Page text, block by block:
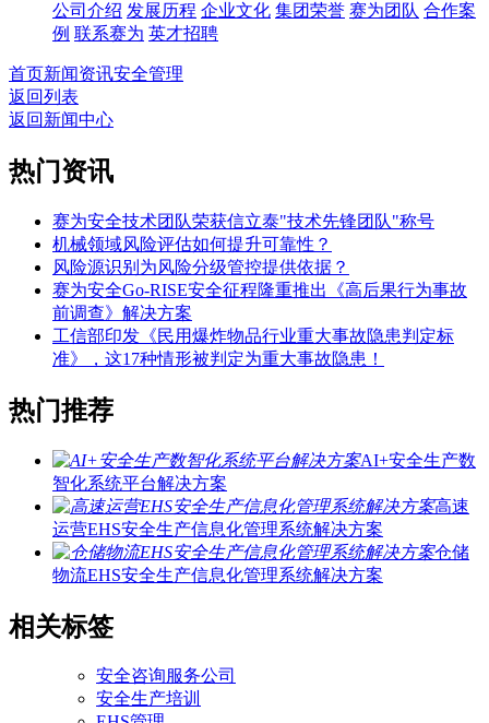
公司介绍 发展历程 企业文化 集团荣誉 赛为团队 合作案
例 联系赛为 英才招聘
首页新闻资讯安全管理
返回列表
返回新闻中心
热门资讯
赛为安全技术团队荣获信立泰"技术先锋团队"称号
机械领域风险评估如何提升可靠性？
风险源识别为风险分级管控提供依据？
赛为安全Go-RISE安全征程隆重推出《高后果行为事故
前调查》解决方案
工信部印发《民用爆炸物品行业重大事故隐患判定标
准》，这17种情形被判定为重大事故隐患！
热门推荐
AI+安全生产数
智化系统平台解决方案
高速
运营EHS安全生产信息化管理系统解决方案
仓储
物流EHS安全生产信息化管理系统解决方案
相关标签
安全咨询服务公司
安全生产培训